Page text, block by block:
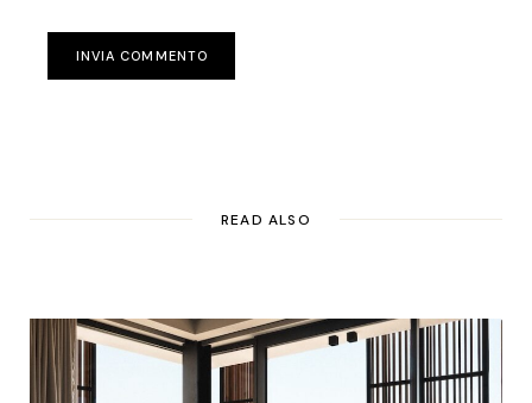
INVIA COMMENTO
READ ALSO